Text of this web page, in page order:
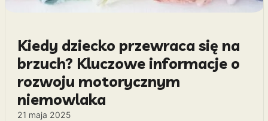
Kiedy dziecko przewraca się na
brzuch? Kluczowe informacje o
rozwoju motorycznym
niemowlaka
21 maja 2025